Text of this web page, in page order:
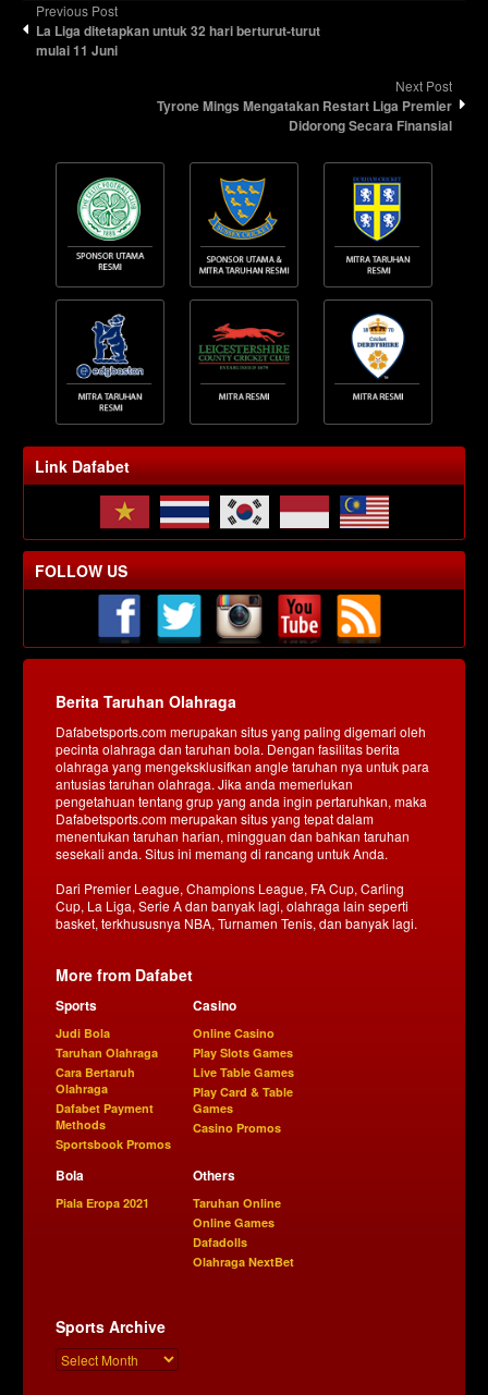
Previous Post
La Liga ditetapkan untuk 32 hari berturut-turut
mulai 11 Juni
Next Post
Tyrone Mings Mengatakan Restart Liga Premier
Didorong Secara Finansial
Link Dafabet
FOLLOW US
Berita Taruhan Olahraga
Dafabetsports.com merupakan situs yang paling digemari oleh
pecinta olahraga dan taruhan bola. Dengan fasilitas berita
olahraga yang mengeksklusifkan angle taruhan nya untuk para
antusias taruhan olahraga. Jika anda memerlukan
pengetahuan tentang grup yang anda ingin pertaruhkan, maka
Dafabetsports.com merupakan situs yang tepat dalam
menentukan taruhan harian, mingguan dan bahkan taruhan
sesekali anda. Situs ini memang di rancang untuk Anda.
Dari Premier League, Champions League, FA Cup, Carling
Cup, La Liga, Serie A dan banyak lagi, olahraga lain seperti
basket, terkhususnya NBA, Turnamen Tenis, dan banyak lagi.
More from Dafabet
Sports
Judi Bola
Taruhan Olahraga
Cara Bertaruh
Olahraga
Dafabet Payment
Methods
Sportsbook Promos
Casino
Online Casino
Play Slots Games
Live Table Games
Play Card & Table
Games
Casino Promos
Bola
Piala Eropa 2021
Others
Taruhan Online
Online Games
Dafadolls
Olahraga NextBet
Sports Archive